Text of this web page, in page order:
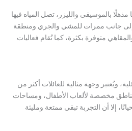
بالموسيقى والليزر، تصل المياه فيها
إلى جانب ممرات للمشي والجري ومنطقة
متوفرة بكثرة، كما تُقام فعاليات
ويُعتبر وجهة مثالية للعائلات أكثر من
مناطق مخصصة لألعاب الأطفال، ومساحات
إلا أن التجربة تبقى ممتعة ومليئة